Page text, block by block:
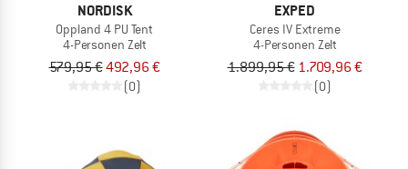
NORDISK
Oppland 4 PU Tent
4-Personen Zelt
579,95 €492,96 €
(0)
EXPED
Ceres IV Extreme
4-Personen Zelt
1.899,95 € 1.709,96 €
(0)